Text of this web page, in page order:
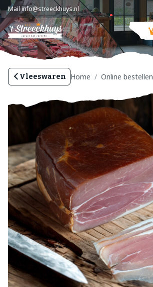
Mailinfo@streeckhuys.nl
Vandaag geopend van08:30 - 18:00
Vleeswaren Home Online bestellen